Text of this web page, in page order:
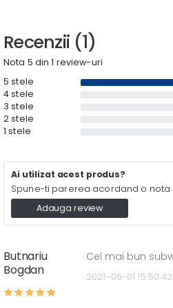
Recenzii (1)
Nota 5 din 1 review-uri
5 stele
4 stele
3 stele
2 stele
1 stele
Ai utilizat acest produs?
Spune-ti parerea acordand o nota
Adauga review
Butnariu
Bogdan
Cel mai bun
2021-06-01 15:50:42